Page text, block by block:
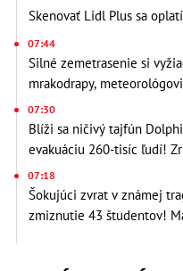
Skenovať Lidl Plus sa
07:44
Silné zemetrasenie si
mrakodrapy,
07:30
Blíži sa ničivý tajfún
evakuáciu 260-tisíc ľudí!
07:18
Šokujúci zvrat v známej
zmiznutie 43 študentov!